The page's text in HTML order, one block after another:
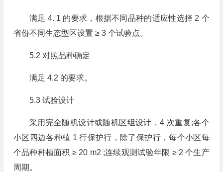
满足 4. 1 的要求，根据不同品种的适应性选择 2 个
省份不同生态型区设置 ≥ 3 个试验点。
5.2 对照品种确定
满足 4.2 的要求。
5.3 试验设计
采用完全随机设计或随机区组设计，4 次重复;各个
小区四边各种植 1 行保护行，除了保护行，每个小区每
个品种种植面积 ≥ 20 m2 ;连续观测试验年限 ≥ 2 个生产
周期。